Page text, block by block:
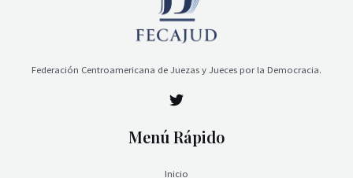
Federación Centroamericana de Juezas y Jueces por la Democracia.
Menú Rápido
Inicio